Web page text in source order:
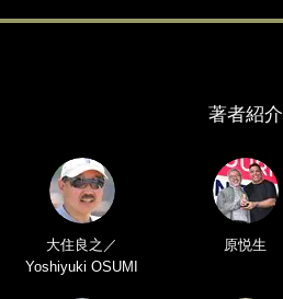
著者紹介
大住良之／
Yoshiyuki OSUMI
原悦生